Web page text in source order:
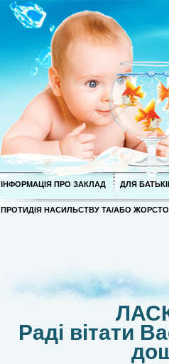
ІНФОРМАЦІЯ ПРО ЗАКЛАД ДЛЯ
ПРОТИДІЯ НАСИЛЬСТВУ ТА/АБО
Раді вітати